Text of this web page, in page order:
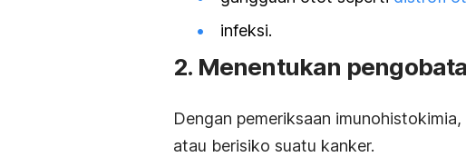
infeksi.
2. Menentukan
Dengan pemeriksaan
atau berisiko suatu kanker.